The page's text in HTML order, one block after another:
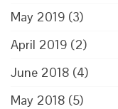
May 2019 (3)
April 2019 (2)
June 2018 (4)
May 2018 (5)